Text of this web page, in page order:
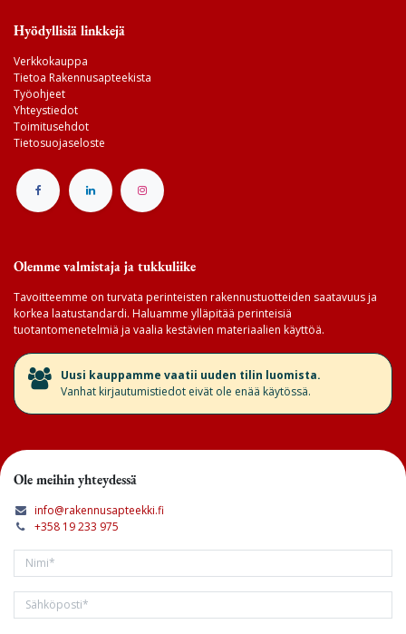
Hyödyllisiä linkkejä
Verkkokauppa
Tietoa Rakennusapteekista
Työohjeet
Yhteystiedot
Toimitusehdot
Tietosuojaseloste
Olemme valmistaja ja tukkuliike
Tavoitteemme on turvata perinteisten rakennustuotteiden saatavuus ja
korkea laatustandardi. Haluamme ylläpitää perinteisiä
tuotantomenetelmiä ja vaalia kestävien materiaalien käyttöä.
​Uusi kauppamme vaatii uuden tilin luomista.
Vanhat kirjautumistiedot eivät ole enää käytössä.
Ole meihin yhteydessä
info@rakennusapteekki.fi
+358 19 233 975